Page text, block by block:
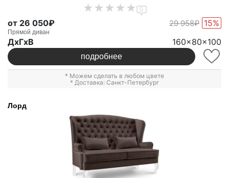
0
от 26 050₽ 29 958₽ 15%
Прямой диван
ДxГxВ 160x80x100
подробнее
* Можем сделать в любом цвете
* Доставка: Санкт-Петербург
Лорд